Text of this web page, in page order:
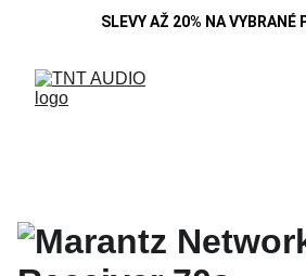
SLEVY AŽ 20% NA VYBRANÉ